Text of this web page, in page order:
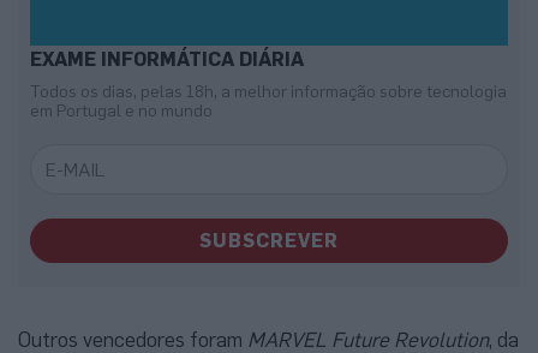
EXAME INFORMÁTICA DIÁRIA
Todos os dias, pelas 18h, a melhor informação sobre tecnologia
em Portugal e no mundo
SUBSCREVER
Outros vencedores foram MARVEL Future Revolution, da